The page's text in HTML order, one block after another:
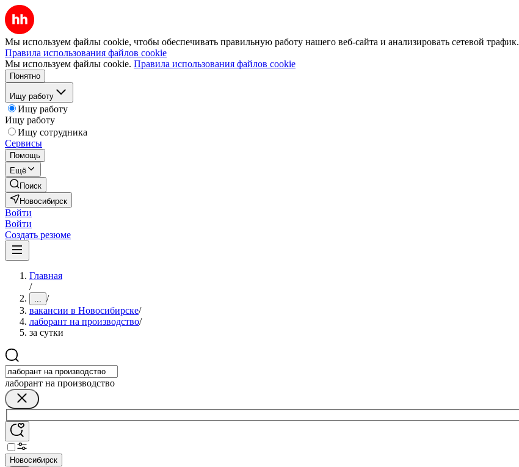
Мы используем файлы cookie, чтобы обеспечивать правильную работу нашего веб-сайта и анализировать сетевой трафик.
Правила использования файлов cookie
Мы используем файлы cookie. Правила использования файлов cookie
Понятно
Ищу работу
Ищу работу
Ищу работу
Ищу сотрудника
Сервисы
Помощь
Ещё
Поиск
Новосибирск
Войти
Войти
Создать резюме
Главная
/
... /
вакансии в Новосибирске/
лаборант на производство/
за сутки
лаборант на производство
Новосибирск